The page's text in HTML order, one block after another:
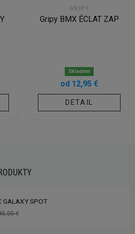
GRIPY
Gripy BMX ÉCLAT ZAP
Skladem
od 12,95 €
DETAIL
GALAXY SPOT
€